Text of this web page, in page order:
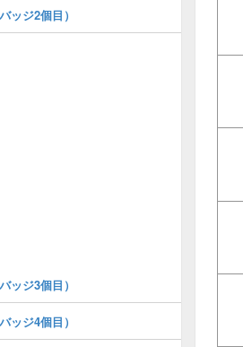
ッジ2個目）
ッジ3個目）
ッジ4個目）